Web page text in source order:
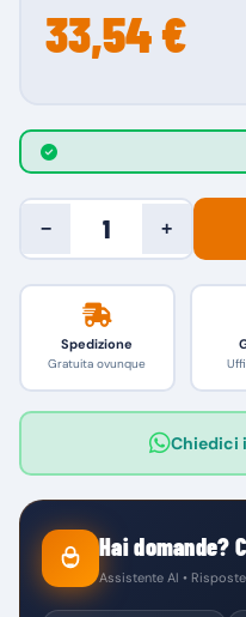
33,54 €
− +
Spedizione
Gratuita ovunque
Chiedici
Hai domande?
Assistente AI •